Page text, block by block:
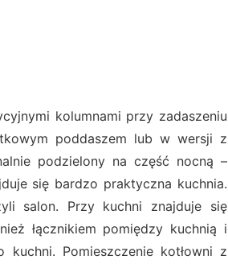
kolumnami przy zadaszeniu
poddaszem lub w wersji z
podzielony na część nocną –
się bardzo praktyczna kuchnia.
salon. Przy kuchni znajduje się
łącznikiem pomiędzy kuchnią i
Pomieszczenie kotłowni z